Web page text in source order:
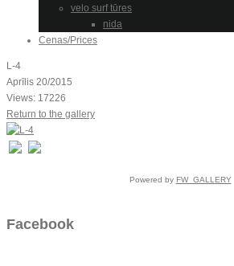
velo surf tūres
nida
Cenas/Prices
L-4
Aprīlis 20/2015
Views: 17226
Return to the gallery
Powered by FW_GALLERY
Facebook